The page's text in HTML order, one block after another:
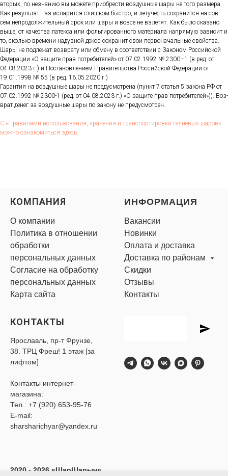
вто­рых, по нез­на­нию вы мо­жете при­об­рести воз­душные ша­ры не то­го раз­ме­ра.
Как ре­зуль­тат, газ ис­па­рит­ся слиш­ком быс­тро, и ле­тучесть сох­ра­нит­ся на сов­
сем неп­ро­дол­жи­тель­ный срок или ша­ры и вов­се не взле­тят. Как бы­ло ска­зано
вы­ше, от ка­чес­тва ла­тек­са или фоль­ги­рован­но­го ма­тери­ала нап­ря­мую за­висит и
то, сколь­ко вре­мени на­дув­ной де­кор сох­ра­нит свои пер­во­началь­ные свой­ства.
Ша­ры не под­ле­жат воз­вра­ту или об­ме­ну в со­от­ветс­твии с За­коном Рос­сий­ской
Фе­дера­ции «О за­щите прав пот­ре­бите­лей» от 07.02.1992 № 2300–1 (в ред. от
04.08.2023 г.) и Пос­та­нов­ле­ни­ем Пра­витель­ства Рос­сий­ской Фе­дера­ции от
19.01.1998 № 55 (в ред. 16.05.2020 г.)
Га­ран­тия на воз­душные ша­ры не пре­дус­мотре­на (пункт 7 статья 5 за­кона РФ от
07.02.1992 № 2300-1 (ред. от 04.08.2023 г.) «О за­щите прав пот­ре­бите­лей»)). Воз­
врат де­нег за воз­душные ша­ры по за­кону не пре­дус­мотрен.
С «Пра­вила­ми ис­поль­зо­вания, хра­нения и тран­спор­ти­ров­ки ге­ли­евых ша­ров»
мож­но оз­на­комить­ся здесь.
КОМПАНИЯ
О компании
Политика в отношении
обработки
персональных данных
Согласие на обработку
персональных данных
Карта сайта
ИНФОРМАЦИЯ
Вакансии
Новинки
Оплата и доставка
Доставка по районам
Скидки
Отзывы
Контакты
КОНТАКТЫ
Ярославль, пр-т Фрунзе,
38. ТРЦ Фреш! 1 этаж [за
лифтом]
Контакты интернет-
магазина:
Тел.: +7 (920) 653-95-76
E-mail:
sharsharichyar@yandex.ru
2020 - 2026 «ШарШарыч»